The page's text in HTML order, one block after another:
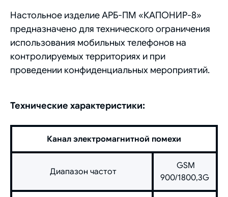
Настольное изделие АРБ-ПМ «КАПОНИР-8»
предназначено для технического ограничения
использования мобильных телефонов на
контролируемых территориях и при
проведении конфиденциальных мероприятий.
Технические характеристики:
Канал электромагнитной помехи
Диапазон частот
GSM
900/1800,3G